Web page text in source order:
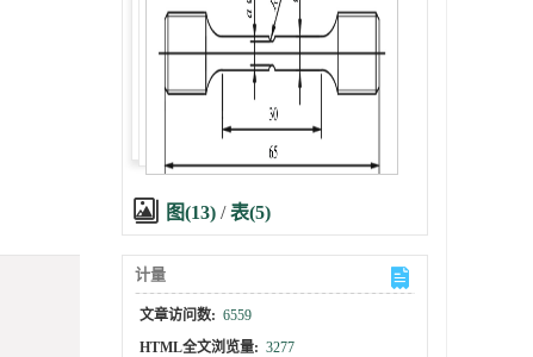
图(13) /表(5)
计量
文章访问数: 6559
HTML全文浏览量: 3277